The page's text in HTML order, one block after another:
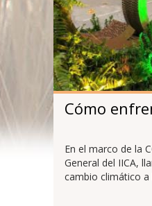
Cómo
En el marco de la
General del IICA,
cambio climático